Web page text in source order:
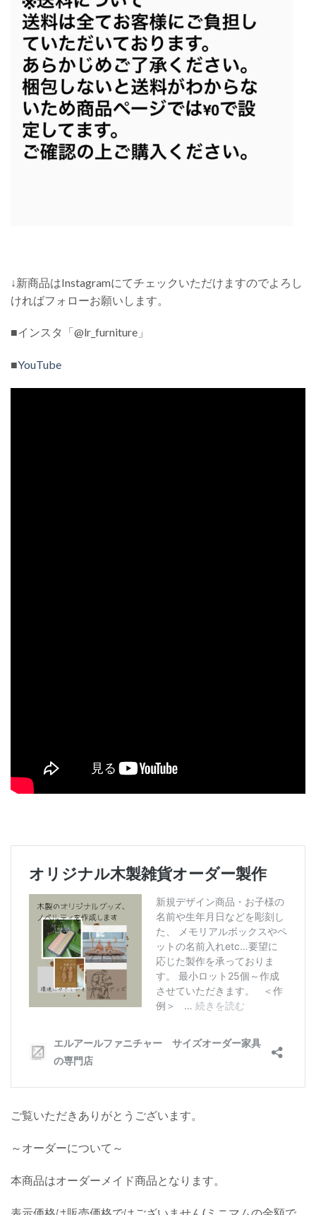
↓新商品はInstagramにてチェックいただけますのでよろし
ければフォローお願いします。
■インスタ「@lr_furniture」
■YouTube
ご覧いただきありがとうございます。
～オーダーについて～
本商品はオーダーメイド商品となります。
表示価格は販売価格ではございません(ミニマムの金額で